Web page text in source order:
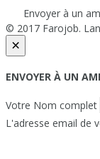
Envoyer à un
© 2017 Farojob.
×
ENVOYER À UN AMI
Votre Nom complet
L'adresse email de